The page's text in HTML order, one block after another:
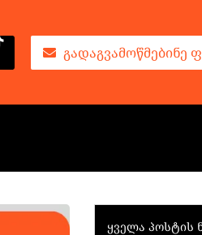
ᲒᲐᲓᲐᲒᲕᲐᲛᲝᲬᲛᲔᲑᲘᲜᲔ
ᲧᲕᲔᲚᲐ ᲞᲝᲡᲢᲘᲡ